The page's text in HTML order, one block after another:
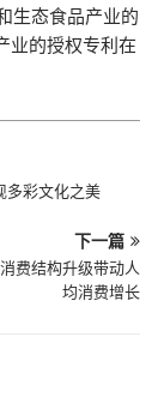
生态食品产业的
业的授权专利在
多彩文化之美
下一篇
费结构升级带动人
均消费增长